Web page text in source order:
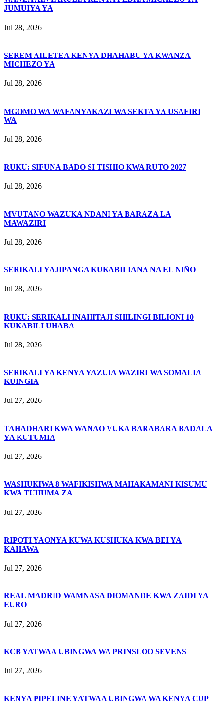
JUMUIYA YA
Jul 28, 2026
SEREM AILETEA KENYA DHAHABU YA KWANZA
MICHEZO YA
Jul 28, 2026
MGOMO WA WAFANYAKAZI WA SEKTA YA USAFIRI
WA
Jul 28, 2026
RUKU: SIFUNA BADO SI TISHIO KWA RUTO 2027
Jul 28, 2026
MVUTANO WAZUKA NDANI YA BARAZA LA
MAWAZIRI
Jul 28, 2026
SERIKALI YAJIPANGA KUKABILIANA NA EL NIÑO
Jul 28, 2026
RUKU: SERIKALI INAHITAJI SHILINGI BILIONI 10
KUKABILI UHABA
Jul 28, 2026
SERIKALI YA KENYA YAZUIA WAZIRI WA SOMALIA
KUINGIA
Jul 27, 2026
TAHADHARI KWA WANAO VUKA BARABARA BADALA
YA KUTUMIA
Jul 27, 2026
WASHUKIWA 8 WAFIKISHWA MAHAKAMANI KISUMU
KWA TUHUMA ZA
Jul 27, 2026
RIPOTI YAONYA KUWA KUSHUKA KWA BEI YA
KAHAWA
Jul 27, 2026
REAL MADRID WAMNASA DIOMANDE KWA ZAIDI YA
EURO
Jul 27, 2026
KCB YATWAA UBINGWA WA PRINSLOO SEVENS
Jul 27, 2026
KENYA PIPELINE YATWAA UBINGWA WA KENYA CUP